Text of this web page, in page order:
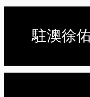
駐澳徐